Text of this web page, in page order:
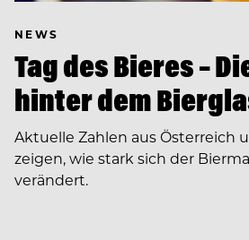
NEWS
Tag des Bieres –
hinter dem
Aktuelle Zahlen aus Österreich
zeigen, wie stark sich der
verändert.